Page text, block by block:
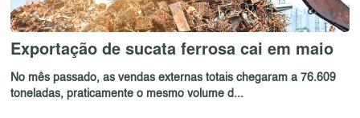
Exportação de sucata ferrosa cai em maio
No mês passado, as vendas externas totais chegaram a 76.609
toneladas, praticamente o mesmo volume d...